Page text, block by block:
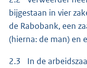
bijgestaan in vier
de Rabobank, een
(hierna: de man) en
2.3 In de